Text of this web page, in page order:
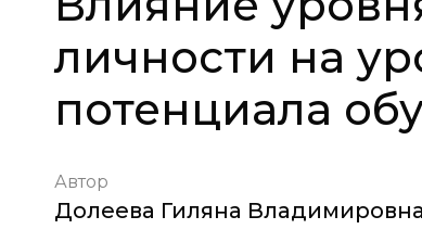
личности на
потенциала
Автор
Долеева Гиляна Владимировна